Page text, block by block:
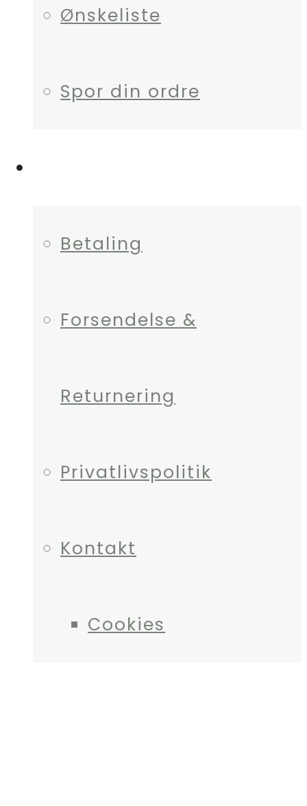
Ønskeliste
Spor din ordre
Betaling
Forsendelse &
Returnering
Privatlivspolitik
Kontakt
Cookies